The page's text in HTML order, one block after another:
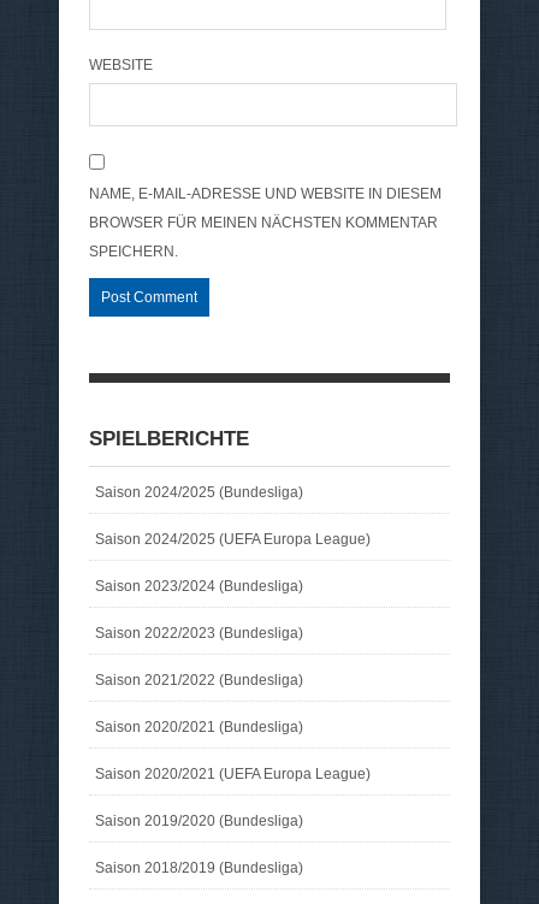
WEBSITE
NAME, E-MAIL-ADRESSE UND WEBSITE IN DIESEM
BROWSER FÜR MEINEN NÄCHSTEN KOMMENTAR
SPEICHERN.
SPIELBERICHTE
Saison 2024/2025 (Bundesliga)
Saison 2024/2025 (UEFA Europa League)
Saison 2023/2024 (Bundesliga)
Saison 2022/2023 (Bundesliga)
Saison 2021/2022 (Bundesliga)
Saison 2020/2021 (Bundesliga)
Saison 2020/2021 (UEFA Europa League)
Saison 2019/2020 (Bundesliga)
Saison 2018/2019 (Bundesliga)